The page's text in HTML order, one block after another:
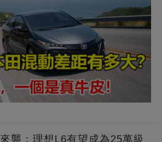
襲：理想L6有望成為25萬級